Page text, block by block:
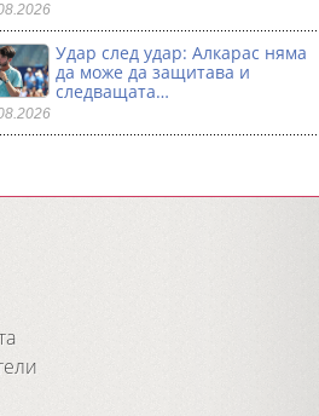
Удар след удар: Алкарас няма
да може да защитава и
следващата…